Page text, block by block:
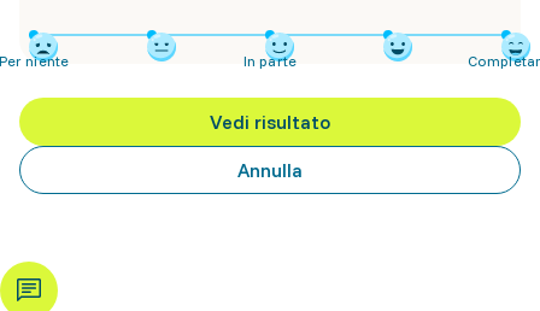
niente In parte
Vedi risultato
Annulla